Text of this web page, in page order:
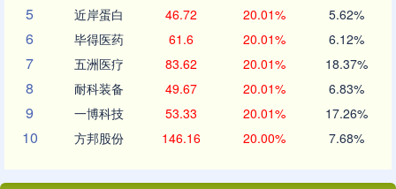
5 近岸蛋白 46.72 20.01% 5.62%
6 毕得医药 61.6 20.01% 6.12%
7 五洲医疗 83.62 20.01% 18.37%
8 耐科装备 49.67 20.01% 6.83%
9 一博科技 53.33 20.01% 17.26%
10 方邦股份 146.16 20.00% 7.68%